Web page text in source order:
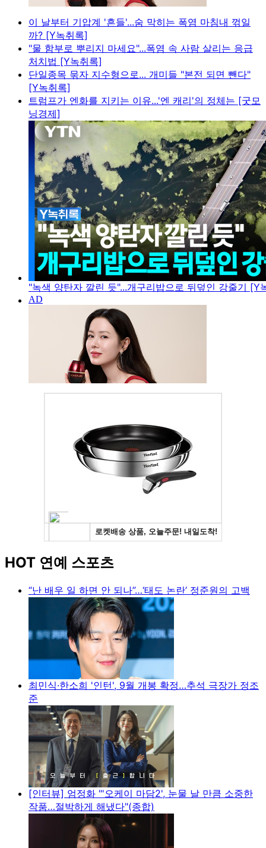
이 날부터 기압계 '흔들'...숨 막히는 폭염 마침내 꺾일
까? [Y녹취록]
"물 함부로 뿌리지 마세요"...폭염 속 사람 살리는 응급
처치법 [Y녹취록]
단일종목 묶자 지수형으로... 개미들 "본전 되면 뺀다"
[Y녹취록]
트럼프가 엔화를 지키는 이유...'엔 캐리'의 정체는 [굿모
닝경제]
"녹색 양탄자 깔린 듯"...개구리밥으로 뒤덮인 강줄기 [Y
HOT 연예 스포츠
“난 배우 일 하면 안 되나”…‘태도 논란’ 정준원의 고백
최민식·한소희 '인턴', 9월 개봉 확정…추석 극장가 정조
준
[인터뷰] 엄정화 "'오케이 마담2', 눈물 날 만큼 소중한
작품…절박하게 해냈다"(종합)